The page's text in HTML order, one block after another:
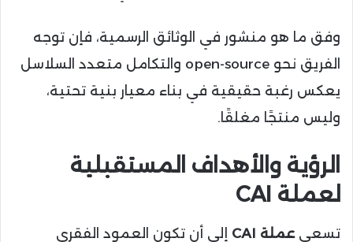
وفق ما هو منشور في الوثائق الرسمية، فإن توجه
الفريق نحو open-source والتكامل متعدد السلاسل
يعكس رغبة حقيقية في بناء معيار بنية تحتية،
وليس منتجًا مغلقًا.
الرؤية والأهداف المستقبلية
لعملة CAI
تسعىعملة CAI
إلى أن تكون العمود الفقري